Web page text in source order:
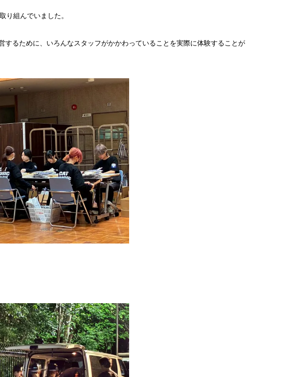
り組んでいました。
るために、いろんなスタッフがかかわっていることを実際に体験することが